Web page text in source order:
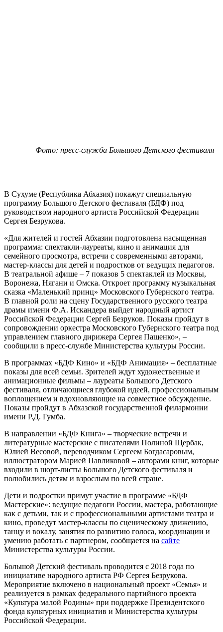
Фото: пресс-служба Большого Детского фестиваля
В Сухуме (Республика Абхазия) покажут специальную
программу Большого Детского фестиваля (БДФ) под
руководством народного артиста Российской Федерации
Сергея Безрукова.
«Для жителей и гостей Абхазии подготовлена насыщенная
программа: спектакли-лауреаты, кино и анимация для
семейного просмотра, встречи с современными авторами,
мастер-классы для детей и подростков от ведущих педагогов.
В театральной афише – 7 показов 5 спектаклей из Москвы,
Воронежа, Нягани и Омска. Откроет программу музыкальная
сказка «Маленький принц» Московского Губернского театра.
В главной роли на сцену Государственного русского театра
драмы имени Ф.А. Искандера выйдет народный артист
Российской Федерации Сергей Безруков. Показы пройдут в
сопровождении оркестра Московского Губернского театра под
управлением главного дирижера Сергея Пащенко», –
сообщили в пресс-службе Министерства культуры России.
В программах «БДФ Кино» и «БДФ Анимация» – бесплатные
показы для всей семьи. Зрителей ждут художественные и
анимационные фильмы – лауреаты Большого Детского
фестиваля, отличающиеся глубокой идеей, профессиональным
воплощением и вдохновляющие на совместное обсуждение.
Показы пройдут в Абхазской государственной филармонии
имени Р.Д. Гумба.
В направлении «БДФ Книга» – творческие встречи и
литературные мастерские с писателями Полиной Щербак,
Юлией Весовой, переводчиком Сергеем Богдасаровым,
иллюстратором Марией Павликовой – авторами книг, которые
входили в шорт-листы Большого Детского фестиваля и
полюбились детям и взрослым по всей стране.
Дети и подростки примут участие в программе «БДФ
Мастерские»: ведущие педагоги России, мастера, работающие
как с детьми, так и с профессиональными артистами театра и
кино, проведут мастер-классы по сценическому движению,
танцу и вокалу, занятия по развитию голоса, координации и
умению работать с партнером, сообщается на сайте
Министерства культуры России.
Большой Детский фестиваль проводится с 2018 года по
инициативе народного артиста РФ Сергея Безрукова.
Мероприятие включено в национальный проект «Семья» и
реализуется в рамках федерального партийного проекта
«Культура малой Родины» при поддержке Президентского
фонда культурных инициатив и Министерства культуры
Российской Федерации.